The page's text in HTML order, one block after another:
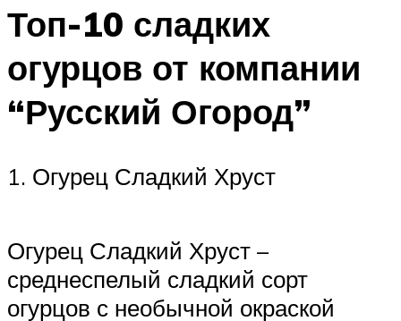
Топ-10 сладких
огурцов от компании
“Русский Огород”
1. Огурец Сладкий Хруст
Огурец Сладкий Хруст –
среднеспелый сладкий сорт
огурцов с необычной окраской